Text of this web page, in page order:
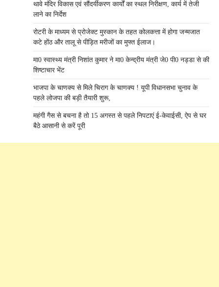
थावे मंदिर विकास एवं सौंदर्यीकरण कार्यों का स्थल निरीक्षण, कार्य में तेजी
लाने का निर्देश
रोटरी के माध्यम से प्रोजेक्ट मुस्कान के तहत कोलकत्ता में होगा जन्मजात
कटे होंठ और तालू से पीड़ित मरीजों का मुफ्त ईलाज।
मा0 स्वास्थ्य मंत्री निशांत कुमार ने मा0 केन्द्रीय मंत्री जे0 पी0 नड्डा से की
शिष्टाचार भेंट
भाजपा के चाणक्य से मिले चिराग के चाणक्य ! यूपी विधानसभा चुनाव के
पहले लोजपा की बड़ी तैयारी शुरू,
महंगी गैस से बचना है तो 15 अगस्त से पहले निपटाएं ई-केवाईसी, ऐप से घर
बैठे आसानी से करें पूरी